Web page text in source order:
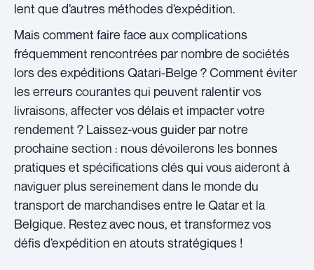
lent que d’autres méthodes d’expédition.
Mais comment faire face aux complications
fréquemment rencontrées par nombre de sociétés
lors des expéditions Qatari-Belge ? Comment éviter
les erreurs courantes qui peuvent ralentir vos
livraisons, affecter vos délais et impacter votre
rendement ? Laissez-vous guider par notre
prochaine section : nous dévoilerons les bonnes
pratiques et spécifications clés qui vous aideront à
naviguer plus sereinement dans le monde du
transport de marchandises entre le Qatar et la
Belgique. Restez avec nous, et transformez vos
défis d’expédition en atouts stratégiques !